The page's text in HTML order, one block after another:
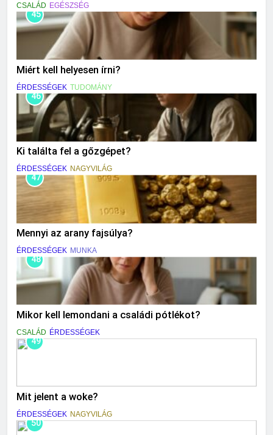
CSALÁD EGÉSZSÉG
45
Miért kell helyesen írni?
ÉRDESSÉGEK TUDOMÁNY
46
Ki találta fel a gőzgépet?
ÉRDESSÉGEK NAGYVILÁG
47
Mennyi az arany fajsúlya?
ÉRDESSÉGEK MUNKA
48
Mikor kell lemondani a családi pótlékot?
CSALÁD ÉRDESSÉGEK
49
Mit jelent a woke?
ÉRDESSÉGEK NAGYVILÁG
50